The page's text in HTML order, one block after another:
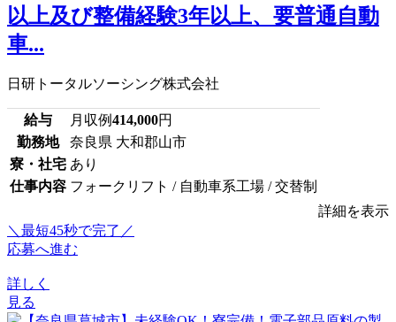
以上及び整備経験3年以上、要普通自動
車...
日研トータルソーシング株式会社
給与 月収例414,000円
勤務地
奈良県 大和郡山市
寮・社宅 あり
仕事内容 フォークリフト / 自動車系工場 / 交替制
詳細を表示
＼最短45秒で完了／
応募へ進む
詳しく
見る